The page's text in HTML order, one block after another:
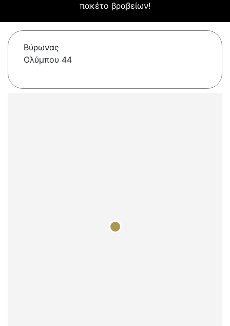
πακέτο βραβείων!
Βύρωνας
Ολύμπου 44